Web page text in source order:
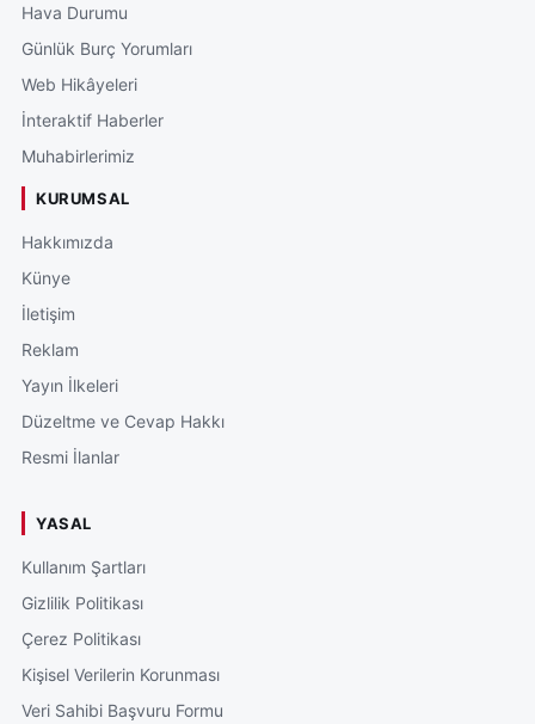
Hava Durumu
Günlük Burç Yorumları
Web Hikâyeleri
İnteraktif Haberler
Muhabirlerimiz
KURUMSAL
Hakkımızda
Künye
İletişim
Reklam
Yayın İlkeleri
Düzeltme ve Cevap Hakkı
Resmi İlanlar
YASAL
Kullanım Şartları
Gizlilik Politikası
Çerez Politikası
Kişisel Verilerin Korunması
Veri Sahibi Başvuru Formu